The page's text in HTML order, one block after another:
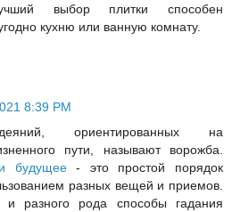
выбор плитки способен
кухню или ванную комнату.
8:39 PM
ориентированных на
пути, называют ворожба.
будущее- это простой порядок
разных вещей и приемов.
и разного рода способы гадания